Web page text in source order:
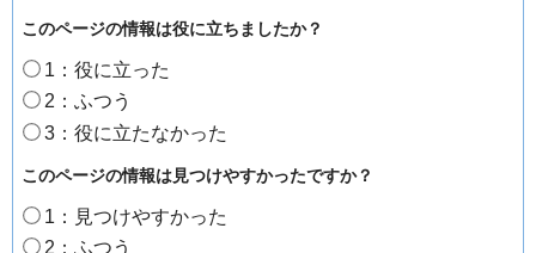
このページの情報は役に立ちましたか？
1：役に立った
2：ふつう
3：役に立たなかった
このページの情報は見つけやすかったですか？
1：見つけやすかった
2：ふつう